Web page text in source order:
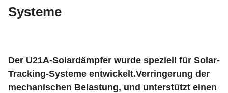
Systeme
Der U21A-Solardämpfer wurde speziell für Solar-
Tracking-Systeme entwickelt.Verringerung der
mechanischen Belastung, und unterstützt einen